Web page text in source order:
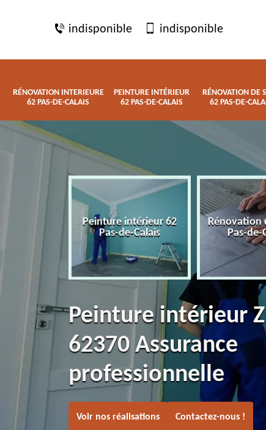
indisponible indisponible
RÉNOVATION INTERIEURE
62 PAS-DE-CALAIS
PEINTURE INTÉRIEUR
62 PAS-DE-CALAIS
RÉNOVATION DE
62 PAS-DE-
Peinture intérieur 62
Pas-de-Calais
Rénovation
Pas-de-
Peinture intérieur
62370 Assurance
professionnelle
Voir nos réalisations Contactez-nous !